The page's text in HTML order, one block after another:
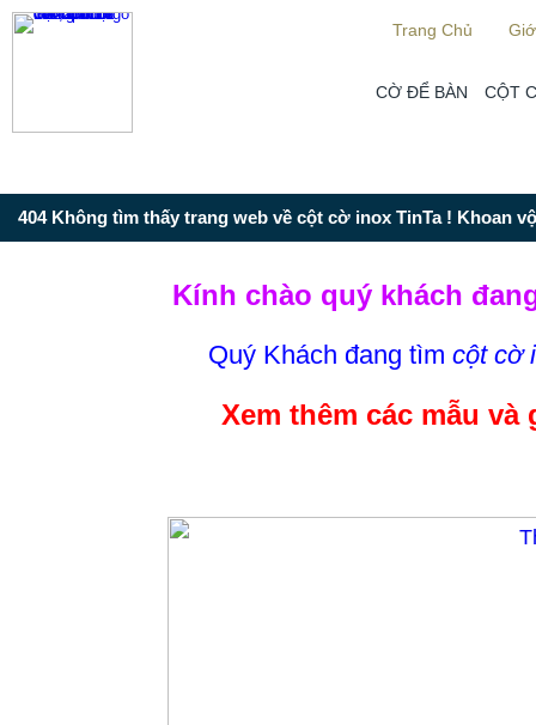
Trang Chủ
CỜ ĐỂ BÀN CỘT
Từ mục này trở xuống là mã nguồn Zalo
404 Không tìm thấy trang web về cột cờ inox TinTa ! Khoan
Kính chào quý khách
Quý Khách đang tìm cột cờ
Xem thêm các mẫu và